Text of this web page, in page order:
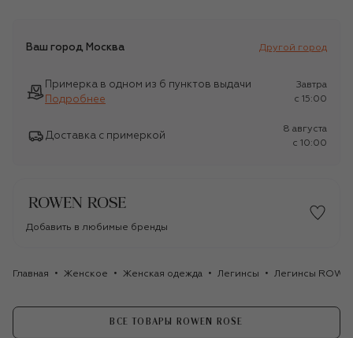
Ваш город Москва Другой город
Примерка в одном из 6 пунктов выдачи
Подробнее
Завтра
c 15:00
Доставка с примеркой
8 августа
c 10:00
Добавить в любимые бренды
Главная Женское Женская одежда Легинсы Легинсы
ВСЕ ТОВАРЫ ROWEN ROSE